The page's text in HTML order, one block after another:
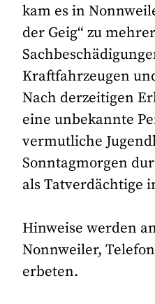
kam es in
der Geig“ zu
Kraftfahrzeugen
Nach derzeitigen
eine unbekannte
vermutliche
Sonntagmorgen
als Tatverdächtige
Hinweise werden
Nonnweiler, Telefon
erbeten.